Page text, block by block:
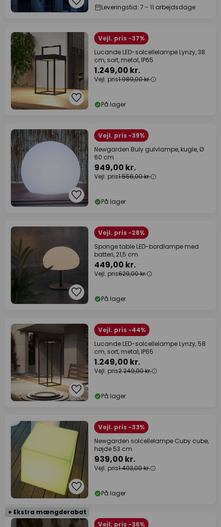
Leveringstid: 7 - 11 arbejdsdage
Vejl. pris -37%
Lucande LED-solcellelampe Lynzy, 38
cm, sort, metal, IP65
1.249,00 kr.
Vejl. pris1.989,00 kr.
På lager
Vejl. pris -39%
Newgarden Buly gulvlampe, kugle, Ø
60 cm
949,00 kr.
Vejl. pris1.556,00 kr.
På lager
Vejl. pris -28%
Sponge table LED-bordlampe med
batteri, 21,5 cm
449,00 kr.
Vejl. pris629,00 kr.
På lager
Vejl. pris -44%
Lucande LED-solcellelampe Lynzy, 58
cm, sort, metal, IP65
1.249,00 kr.
Vejl. pris2.249,00 kr.
På lager
Vejl. pris -33%
Newgarden solcellelampe Cuby cube,
højde 53 cm
939,00 kr.
Vejl. pris1.403,00 kr.
På lager
+ Ekstra mængderabat
Vejl. pris -36%